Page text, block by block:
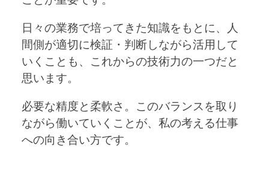
日々の業務で培ってきた知識をもとに、人
間側が適切に検証・判断しながら活用して
いくことも、これからの技術力の一つだと
思います。
必要な精度と柔軟さ。このバランスを取り
ながら働いていくことが、私の考える仕事
への向き合い方です。